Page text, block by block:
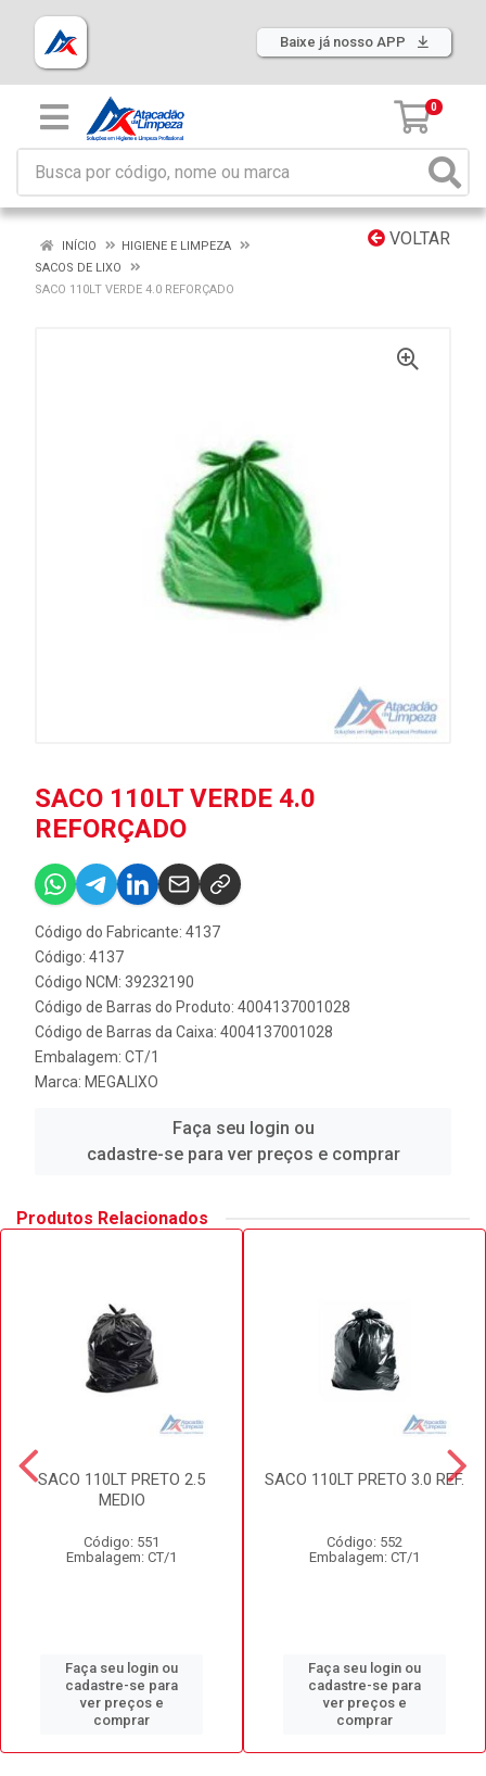
Baixe já nosso APP
0
VOLTAR
INÍCIO
HIGIENE E LIMPEZA
SACOS DE LIXO
SACO 110LT VERDE 4.0 REFORÇADO
SACO 110LT VERDE 4.0
REFORÇADO
Código do Fabricante: 4137
Código: 4137
Código NCM: 39232190
Código de Barras do Produto: 4004137001028
Código de Barras da Caixa: 4004137001028
Embalagem: CT/1
Marca: MEGALIXO
Faça seu login ou
cadastre-se para ver preços e comprar
Produtos Relacionados
SACO 110LT PRETO 2.5
MEDIO
Código: 551
Embalagem: CT/1
Faça seu login ou
cadastre-se para
ver preços e
comprar
SACO 110LT PRETO 3.0 REF.
Código: 552
Embalagem: CT/1
Faça seu login ou
cadastre-se para
ver preços e
comprar